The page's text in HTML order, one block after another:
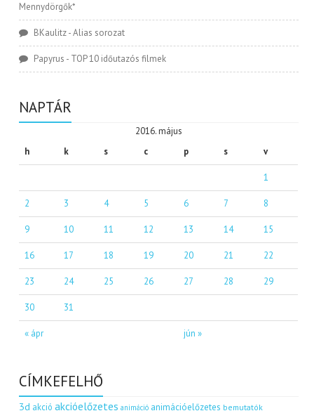
Mennydörgők*
BKaulitz-Alias sorozat
Papyrus - TOP 10 időutazós filmek
NAPTÁR
2016. május
h
k s c p s v
« ápr jún »
1
2 3 4 5 6 7 8
9 10 11 12 13 14 15
16 17 18 19 20 21 22
23 24 25 26 27 28 29
30 31
CÍMKEFELHŐ
3d akció akcióelőzetes animáció animációelőzetes bemutatók